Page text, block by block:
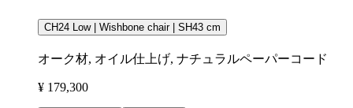
CH24 Low | Wishbone chair | SH43 cm
オーク材, オイル仕上げ, ナチュラルペーパーコード
¥ 179,300